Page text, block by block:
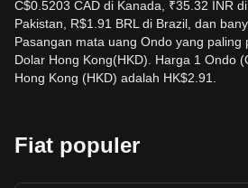
C$0.5203 CAD di Kanada, ₹35.32 INR
Pakistan, R$1.91 BRL di Brazil, dan
Pasangan mata uang Ondo yang paling
Dolar Hong Kong(HKD). Harga 1 Ondo
Hong Kong (HKD) adalah HK$2.91.
Fiat populer